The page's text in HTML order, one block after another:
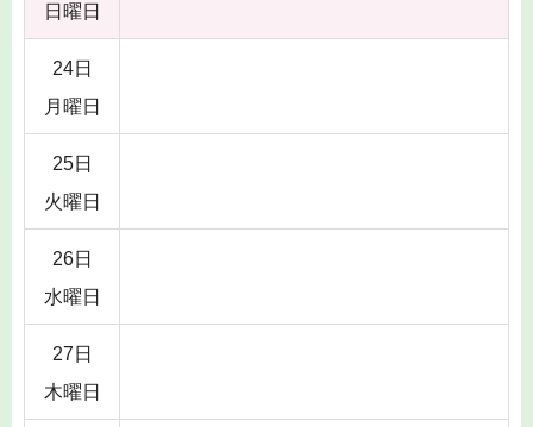
日曜日
24日
月曜日
25日
火曜日
26日
水曜日
27日
木曜日